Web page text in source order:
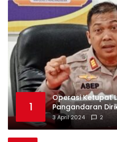
1
Operasi Ketupat
Pangandaran
3 April 2024 2